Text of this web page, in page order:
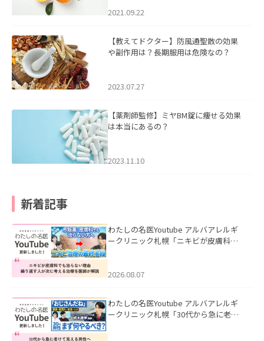
2021.09.22
【教えてドクター】防風通聖散の効果
や副作用は？長期服用は危険なの？
2023.07.27
【薬剤師監修】ミヤBM錠に痩せる効果
は本当にあるの？
2023.11.10
新着記事
わたしの名医Youtube アルバアレルギ
ークリニック札幌「ニキビが皮膚科で
ました。
2026.08.07
わたしの名医Youtube アルバアレルギ
ークリニック札幌「30代から急に老け